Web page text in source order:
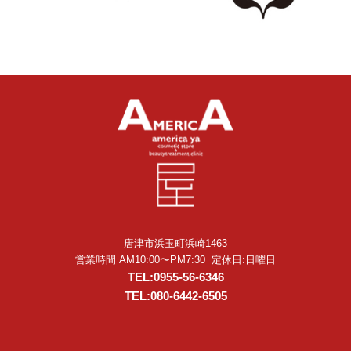
唐津市浜玉町浜崎1463
営業時間 AM10:00〜PM7:30 定休日:日曜日
TEL:0955-56-6346
TEL:080-6442-6505